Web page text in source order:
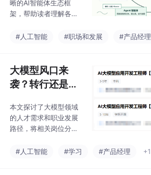
验教学而非理论讲解，
建议配合其他资源系统
才需求激增的行业趋
径。
懂AI智能体生态
晰的AI智能体生态框
架，帮助读者理解各类
位，从而避免被层出不
结构： 基础模型层（AI
的大脑） 聊天入口层
（用户界面） 提示词与
知识与搜索层（事实依
据） 工具与连接层（执
行能力） Agent智能体
自动化层（批量处理）
#人工智能 #职场和发展 #产品经理
大模型风口来
袭？转行还是深
厂人的抉择与建
议！
本文探讨了大模型领域
的人才需求和职业发展
路径，将相关岗位分为
强技术壁垒）和应用工
#人工智能 #学习 #产品经理 +1